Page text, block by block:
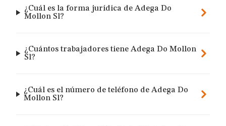
¿Cuál es la forma jurídica de Adega Do
Mollon Sl?
¿Cuántos trabajadores tiene Adega Do Mollon
Sl?
¿Cuál es el número de teléfono de Adega Do
Mollon Sl?